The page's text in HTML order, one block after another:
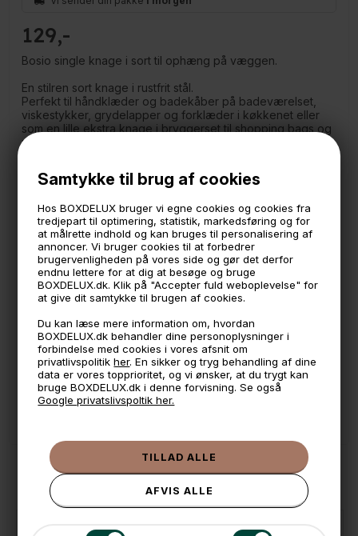
Samtykke til brug af cookies
Hos BOXDELUX bruger vi egne cookies og cookies fra
tredjepart til optimering, statistik, markedsføring og for
at målrette indhold og kan bruges til personalisering af
annoncer. Vi bruger cookies til at forbedrer
brugervenligheden på vores side og gør det derfor
endnu lettere for at dig at besøge og bruge
BOXDELUX.dk. Klik på "Accepter fuld weboplevelse" for
at give dit samtykke til brugen af cookies.
Du kan læse mere information om, hvordan
BOXDELUX.dk behandler dine personoplysninger i
forbindelse med cookies i vores afsnit om
privatlivspolitikher. En sikker og tryg behandling af dine
data er vores topprioritet, og vi ønsker, at du trygt kan
bruge BOXDELUX.dk i denne forvisning. Se også
Google privatslivspoltik her.
129
Bosio single knage i sort til ophæng på væggen.
En stilren sort knage i rustfrit stål.
Perfekt til håndklæder og badekåber på badeværelset,
viskestykker, grydelapper og forklæder i køkkenet eller
som en lille ekstra knage i bryggerset til shopping bags og
meget mere.
5,5 cm. i diameter
Sættes op med skruer som medfølger.
🕚 Bestil inden 11 & vi sender samme dag på hverdage
🧺 Kan du lægge varen i kurven, er den på lager
🌟 4,9 med over 1200 anmeldelser ★★★★★
📦 Fragtfri v. køb over 999,- ellers fra 49,- med GLS
💳 Betal med
📱 Kundeservice 50446800 (9-12)
Kundeservice mail@boxdelux.dk
ANDRE IDÉER